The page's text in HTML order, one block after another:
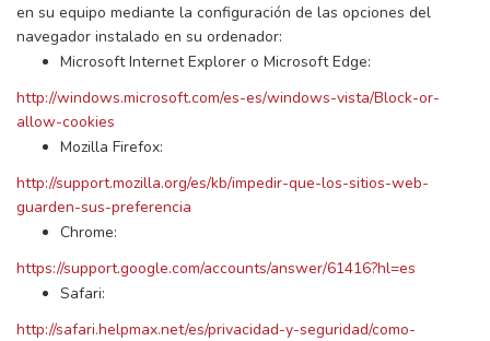
en su equipo mediante la configuración de las opciones del
navegador instalado en su ordenador:
Microsoft Internet Explorer o Microsoft Edge:
http://windows.microsoft.com/es-es/windows-vista/Block-or-
allow-cookies
Mozilla Firefox:
http://support.mozilla.org/es/kb/impedir-que-los-sitios-web-
guarden-sus-preferencia
Chrome:
https://support.google.com/accounts/answer/61416?hl=es
Safari:
http://safari.helpmax.net/es/privacidad-y-seguridad/como-